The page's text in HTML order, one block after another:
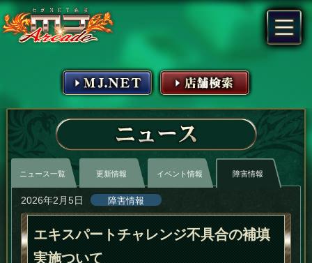
MJ.NET
ニュース
ニュース一覧 更新情報 イベント情報 障害情報
2026年2月5日 障害情報
エキスパートチャレンジ不具合の補填
実施ついて